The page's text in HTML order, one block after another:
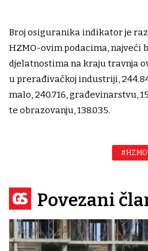
Broj osiguranika indikator je
HZMO-ovim podacima, najveći
djelatnostima na kraju travnja
u prerađivačkoj industriji,
malo, 240.716, građevinarstvu,
te obrazovanju, 138.035.
#HZMO
Povezani